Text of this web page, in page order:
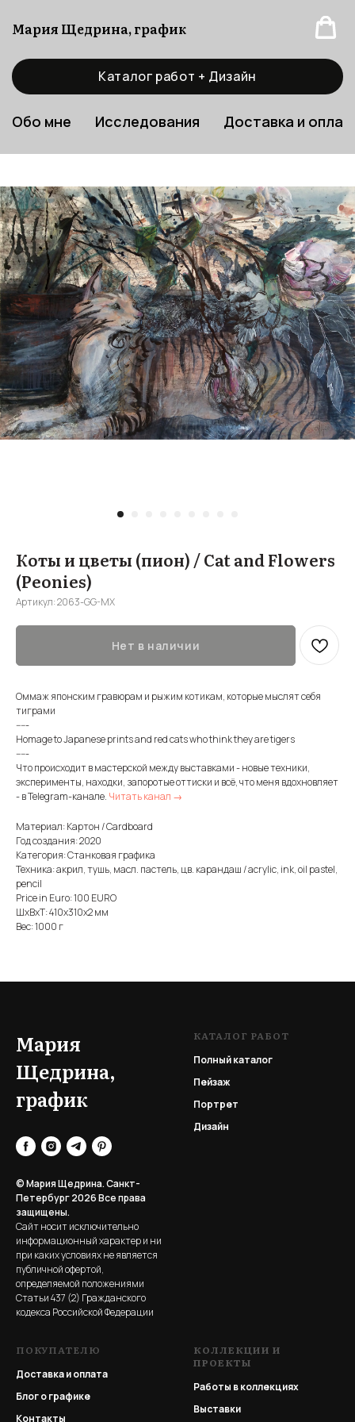
Мария Щедрина, график
Каталог работ + Дизайн
Обо мне Исследования Доставка и
Коты и цветы (пион) / Cat and Flowers
(Peonies)
Артикул:2063-GG-MX
Нет в наличии
Оммаж японским гравюрам и рыжим котикам, которые мыслят себя
тиграми
-----
Homage to Japanese prints and red cats who think they are tigers
-----
Что происходит в мастерской между выставками - новые техники,
эксперименты, находки, запоротые оттиски и всё, что меня вдохновляет
- в Telegram-канале. Читать канал →
Материал: Картон / Cardboard
Год создания: 2020
Категория: Станковая графика
Техника: акрил, тушь, масл. пастель, цв. карандаш / acrylic, ink, oil pastel,
pencil
Price in Euro: 100 EURO
ШxВxТ: 410x310x2 мм
Вес: 1000 г
Мария
Щедрина,
график
© Мария Щедрина. Санкт-
Петербург 2026Все права
защищены.
Сайт носит исключительно
информационный характер и ни
при каких условиях не является
публичной офертой,
определяемой положениями
Статьи 437 (2) Гражданского
кодекса Российской Федерации
КАТАЛОГ РАБОТ
Полный каталог
Пейзаж
Портрет
Дизайн
ПОКУПАТЕЛЮ
Доставка и оплата
Блог о графике
Контакты
КОЛЛЕКЦИИ И
ПРОЕКТЫ
Работы в коллекциях
Выставки